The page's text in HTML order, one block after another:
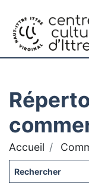
Accueil